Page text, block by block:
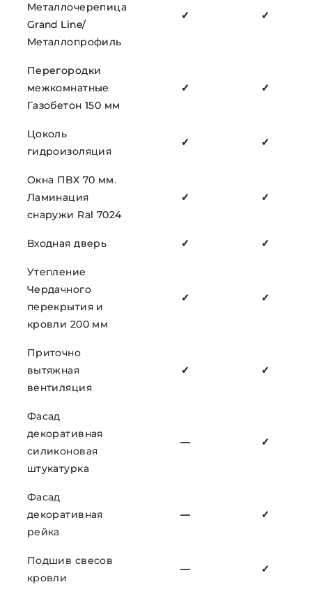
Металлочерепица
Grand Line/
Металлопрофиль
✓ ✓
Перегородки
межкомнатные
Газобетон 150 мм
✓ ✓
Цоколь
гидроизоляция
✓ ✓
Окна ПВХ 70 мм.
Ламинация
снаружи Ral 7024
✓ ✓
Входная дверь ✓ ✓
Утепление
Чердачного
перекрытия и
кровли 200 мм
✓ ✓
Приточно
вытяжная
вентиляция
✓ ✓
Фасад
декоративная
силиконовая
штукатурка
— ✓
Фасад
декоративная
рейка
— ✓
Подшив свесов
кровли
— ✓